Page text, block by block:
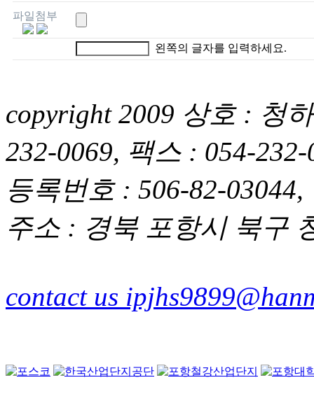
파일첨부
왼쪽의 글자를 입력하세요.
copyright 2009 상호 : 청
232-0069, 팩스 : 054-
등록번호 : 506-82-03044,
주소 : 경북 포항시 북구
contact us